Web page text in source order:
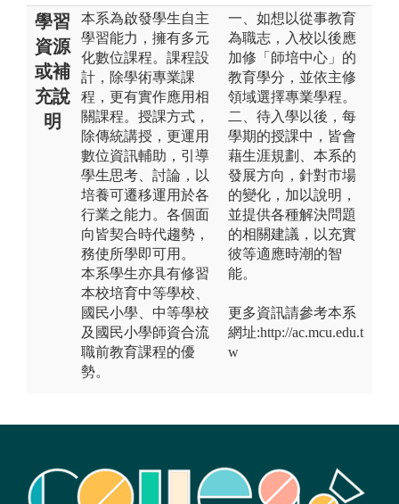
學習
資源
或補
充說
明
本系為啟發學生自主
學習能力，擁有多元
化數位課程。課程設
計，除學術專業課
程，更有實作應用相
關課程。授課方式，
除傳統講授，更運用
數位資訊輔助，引導
學生思考、討論，以
培養可遷移運用於各
行業之能力。各個面
向皆契合時代趨勢，
務使所學即可用。
本系學生亦具有修習
本校培育中等學校、
國民小學、中等學校
及國民小學師資合流
職前教育課程的優
勢。
一、如想以從事教育
為職志，入校以後應
加修「師培中心」的
教育學分，並依主修
領域選擇專業學程。
二、待入學以後，每
學期的授課中，皆會
藉生涯規劃、本系的
發展方向，針對市場
的變化，加以說明，
並提供各種解決問題
的相關建議，以充實
彼等適應時潮的智
能。
更多資訊請參考本系
網址:http://ac.mcu.edu.t
w